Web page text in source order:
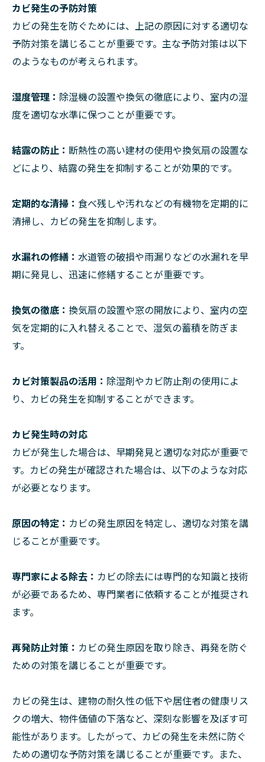
カビ発生の予防対策
カビの発生を防ぐためには、上記の原因に対する適切な
予防対策を講じることが重要です。主な予防対策は以下
のようなものが考えられます。
湿度管理： 除湿機の設置や換気の徹底により、室内の湿
度を適切な水準に保つことが重要です。
結露の防止： 断熱性の高い建材の使用や換気扇の設置な
どにより、結露の発生を抑制することが効果的です。
定期的な清掃： 食べ残しや汚れなどの有機物を定期的に
清掃し、カビの発生を抑制します。
水漏れの修繕： 水道管の破損や雨漏りなどの水漏れを早
期に発見し、迅速に修繕することが重要です。
換気の徹底： 換気扇の設置や窓の開放により、室内の空
気を定期的に入れ替えることで、湿気の蓄積を防ぎま
す。
カビ対策製品の活用： 除湿剤やカビ防止剤の使用によ
り、カビの発生を抑制することができます。
カビ発生時の対応
カビが発生した場合は、早期発見と適切な対応が重要で
す。カビの発生が確認された場合は、以下のような対応
が必要となります。
原因の特定： カビの発生原因を特定し、適切な対策を講
じることが重要です。
専門家による除去： カビの除去には専門的な知識と技術
が必要であるため、専門業者に依頼することが推奨され
ます。
再発防止対策： カビの発生原因を取り除き、再発を防ぐ
ための対策を講じることが重要です。
カビの発生は、建物の耐久性の低下や居住者の健康リス
クの増大、物件価値の下落など、深刻な影響を及ぼす可
能性があります。したがって、カビの発生を未然に防ぐ
ための適切な予防対策を講じることが重要です。また、